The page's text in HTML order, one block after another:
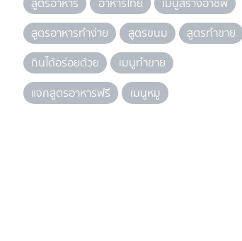
สูตรอาหารทำง่าย
สูตรขนม
สูตรทำขาย
กินได้อร่อยด้วย
เมนูทำขาย
แจกสูตรอาหารฟรี
เมนูหมู